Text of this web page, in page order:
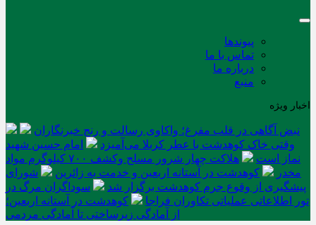
پیوندها
تماس با ما
درباره ما
منبع
اخبار ویژه
نبض آگاهی در قلب مفرغ؛ واکاوی رسالت و رنج خبرنگاران
وقتی خاک کوهدشت با عطر کربلا می‌آمیزد
امام حسین شهید
نماز است
هلاکت چهار شرور مسلح وکشف ۷۰۰ کیلوگرم مواد
مخدر
کوهدشت در آستانه اربعین و خدمت‌ به زائرین
شورای
پیشگیری از وقوع جرم کوهدشت برگزار شد
سوداگران مرگ در
تور اطلاعاتی عملیاتی تکاوران فراجا
کوهدشت در آستانه اربعین؛
از آمادگی زیرساختی تا آمادگی مردمی